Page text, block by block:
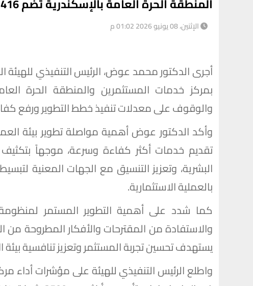
الإثنين، 08 يونيو 2026 01:02 م
أجرى الدكتور محمد عوض، الرئيس التنفيذي للهيئة
بمركز خدمات المستثمرين والمنطقة الحرة
والوقوف على معدلات تنفيذ خطط التطوير ورفع
وأكد الدكتور عوض أهمية مواصلة تطوير بيئة
تقديم خدمات أكثر كفاءة وسرعة، موجهاً
البشرية، وتعزيز التنسيق مع الجهات المعنية
بالعملية الاستثمارية.
كما شدد على أهمية التطوير المستمر
والاستفادة من المقترحات والأفكار المطروحة من
يستهدف تحسين تجربة المستثمر وتعزيز تنافسية بيئة
واطلع الرئيس التنفيذي للهيئة على مؤشرات أداء